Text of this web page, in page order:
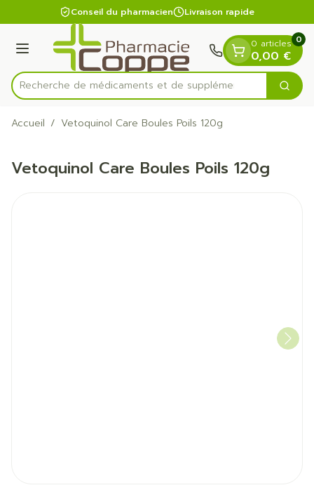
Aller au contenu
1 de 1Conseil du pharmacien Livraison rapide
Menu
Rechercher
Recherche de médicaments et de suppléme
0 articles
0,00 €
0
Accueil / Vetoquinol Care Boules Poils 120g
Vetoquinol Care Boules Poils 120g